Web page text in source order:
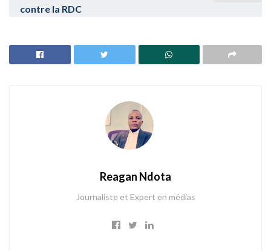
contre la RDC
Reagan Ndota
Journaliste et Expert en médias